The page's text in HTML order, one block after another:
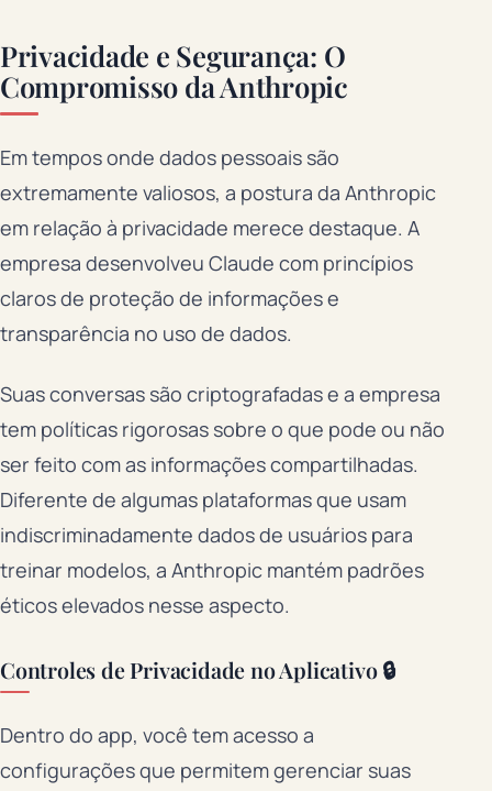
Privacidade e Segurança: O
Compromisso da Anthropic
Em tempos onde dados pessoais são
extremamente valiosos, a postura da Anthropic
em relação à privacidade merece destaque. A
empresa desenvolveu Claude com princípios
claros de proteção de informações e
transparência no uso de dados.
Suas conversas são criptografadas e a empresa
tem políticas rigorosas sobre o que pode ou não
ser feito com as informações compartilhadas.
Diferente de algumas plataformas que usam
indiscriminadamente dados de usuários para
treinar modelos, a Anthropic mantém padrões
éticos elevados nesse aspecto.
Controles de Privacidade no Aplicativo 🔒
Dentro do app, você tem acesso a
configurações que permitem gerenciar suas